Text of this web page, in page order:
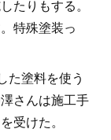
たりもする。
特殊塗装っ
た塗料を使う
さんは施工手
受けた。